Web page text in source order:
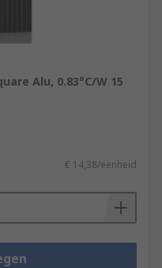
Alu, 0.83°C/W 15
€ 14,38/eenheid